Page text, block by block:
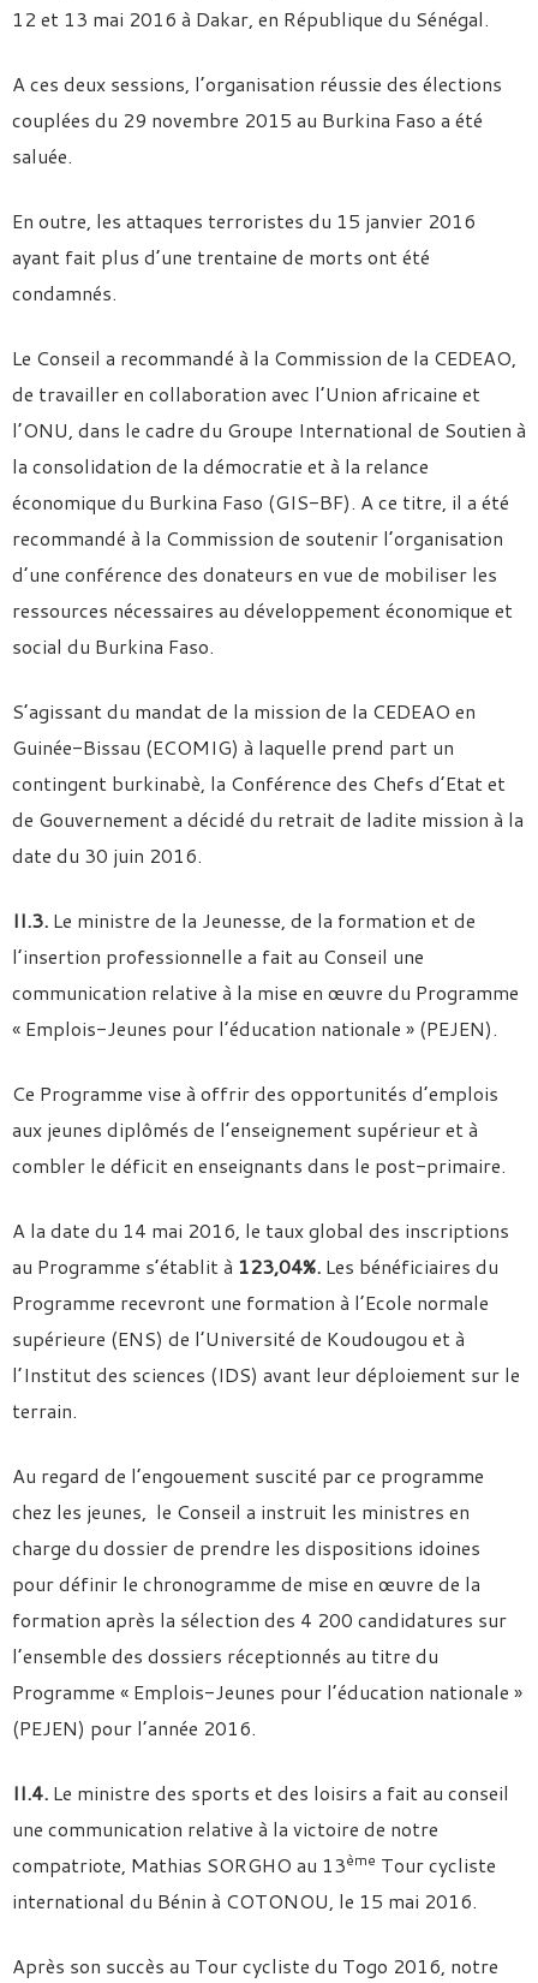
12 et 13 mai 2016 à Dakar, en République du Sénégal.
A ces deux sessions, l’organisation réussie des élections
couplées du 29 novembre 2015 au Burkina Faso a été
saluée.
En outre, les attaques terroristes du 15 janvier 2016
ayant fait plus d’une trentaine de morts ont été
condamnés.
Le Conseil a recommandé à la Commission de la CEDEAO,
de travailler en collaboration avec l’Union africaine et
l’ONU, dans le cadre du Groupe International de Soutien à
la consolidation de la démocratie et à la relance
économique du Burkina Faso (GIS-BF). A ce titre, il a été
recommandé à la Commission de soutenir l’organisation
d’une conférence des donateurs en vue de mobiliser les
ressources nécessaires au développement économique et
social du Burkina Faso.
S’agissant du mandat de la mission de la CEDEAO en
Guinée-Bissau (ECOMIG) à laquelle prend part un
contingent burkinabè, la Conférence des Chefs d’Etat et
de Gouvernement a décidé du retrait de ladite mission à la
date du 30 juin 2016.
II.3. Le ministre de la Jeunesse, de la formation et de
l’insertion professionnelle a fait au Conseil une
communication relative à la mise en œuvre du Programme
« Emplois-Jeunes pour l’éducation nationale » (PEJEN).
Ce Programme vise à offrir des opportunités d’emplois
aux jeunes diplômés de l’enseignement supérieur et à
combler le déficit en enseignants dans le post-primaire.
A la date du 14 mai 2016, le taux global des inscriptions
au Programme s’établit à 123,04%. Les bénéficiaires du
Programme recevront une formation à l’Ecole normale
supérieure (ENS) de l’Université de Koudougou et à
l’Institut des sciences (IDS) avant leur déploiement sur le
terrain.
Au regard de l’engouement suscité par ce programme
chez les jeunes, le Conseil a instruit les ministres en
charge du dossier de prendre les dispositions idoines
pour définir le chronogramme de mise en œuvre de la
formation après la sélection des 4 200 candidatures sur
l’ensemble des dossiers réceptionnés au titre du
Programme « Emplois-Jeunes pour l’éducation nationale »
(PEJEN) pour l’année 2016.
II.4. Le ministre des sports et des loisirs a fait au conseil
une communication relative à la victoire de notre
compatriote, Mathias SORGHO au 13ème Tour cycliste
international du Bénin à COTONOU, le 15 mai 2016.
Après son succès au Tour cycliste du Togo 2016, notre